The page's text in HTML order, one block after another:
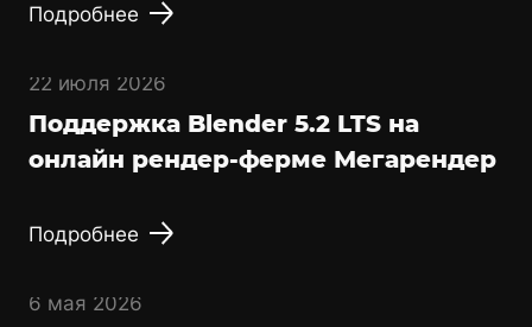
Подробнее
22 июля 2026
Поддержка Blender 5.2 LTS на
онлайн рендер-ферме Мегарендер
Подробнее
6 мая 2026